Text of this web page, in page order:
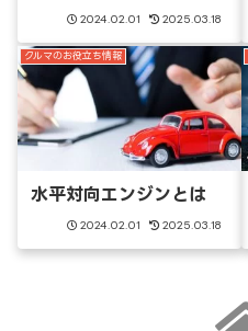
2024.02.01 2025.03.18
クルマのお役立ち情報
水平対向エンジンとは
2024.02.01 2025.03.18